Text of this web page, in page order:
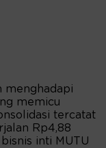
menghadapi
memicu
tercatat
Rp4,88
inti MUTU